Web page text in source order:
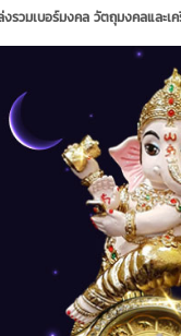
รวมเบอร์มงคล วัตถุมงคลและเ